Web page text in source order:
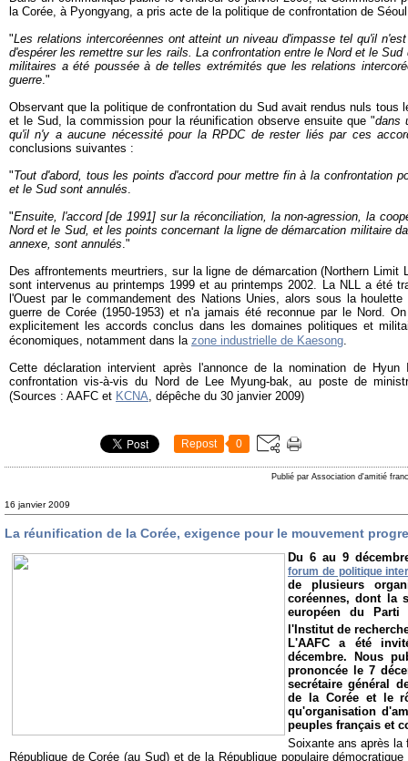
la Corée, à Pyongyang, a pris acte de la politique de confrontation de
"Les relations intercoréennes ont atteint un niveau d'impasse tel qu'il
d'espérer les remettre sur les rails. La confrontation entre le Nord et le
militaires a été poussée à de telles extrémités que les relations
guerre."
Observant que la politique de confrontation du Sud avait rendus nuls tous
et le Sud, la commission pour la réunification observe ensuite que "dans
qu'il n'y a aucune nécessité pour la RPDC de rester liés par ces
conclusions suivantes :
"Tout d'abord, tous les points d'accord pour mettre fin à la confrontation
et le Sud sont annulés.
"Ensuite, l'accord [de 1991] sur la réconciliation, la non-agression, la
Nord et le Sud, et les points concernant la ligne de démarcation militaire
annexe, sont annulés."
Des affrontements meurtriers, sur la ligne de démarcation (Northern Limit
sont intervenus au printemps 1999 et au printemps 2002. La NLL a été
l'Ouest par le commandement des Nations Unies, alors sous la
guerre de Corée (1950-1953) et n'a jamais été reconnue par le Nord.
explicitement les accords conclus dans les domaines politiques et
économiques, notamment dans la zone industrielle de Kaesong.
Cette déclaration intervient après l'annonce de la nomination de
confrontation vis-à-vis du Nord de Lee Myung-bak, au poste de
(Sources : AAFC et KCNA, dépêche du 30 janvier 2009)
Repost 0
Publié par Association d'amitié
16 janvier 2009
La réunification de la Corée, exigence pour le mouvement
Du 6 au 9
forum de politique
de plusieurs
coréennes, dont la
européen du Parti
l'Institut de
L'AAFC a été
décembre. Nous
prononcée le 7
secrétaire général
de la Corée et le
qu'organisation
peuples français et
Soixante ans après la
République de Corée (au Sud) et de la République populaire